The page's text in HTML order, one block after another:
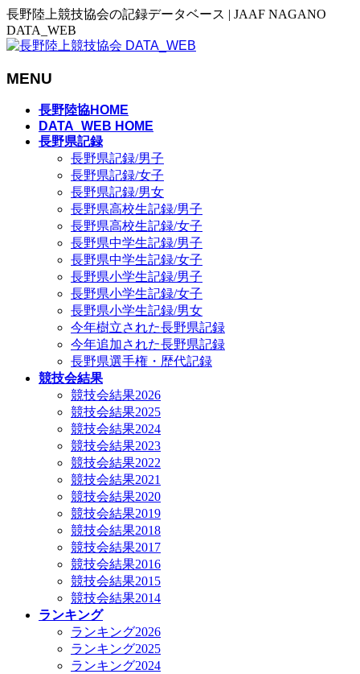
長野陸上競技協会の記録データベース | JAAF NAGANO
DATA_WEB
MENU
長野陸協HOME
DATA_WEB HOME
長野県記録
長野県記録/男子
長野県記録/女子
長野県記録/男女
長野県高校生記録/男子
長野県高校生記録/女子
長野県中学生記録/男子
長野県中学生記録/女子
長野県小学生記録/男子
長野県小学生記録/女子
長野県小学生記録/男女
今年樹立された長野県記録
今年追加された長野県記録
長野県選手権・歴代記録
競技会結果
競技会結果2026
競技会結果2025
競技会結果2024
競技会結果2023
競技会結果2022
競技会結果2021
競技会結果2020
競技会結果2019
競技会結果2018
競技会結果2017
競技会結果2016
競技会結果2015
競技会結果2014
ランキング
ランキング2026
ランキング2025
ランキング2024